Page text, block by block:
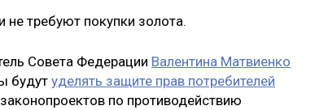
не трeбуют покупки золота.
Совета Федерации Валентина Матвиенко
будут уделять защите прав потребителей
по противодействию